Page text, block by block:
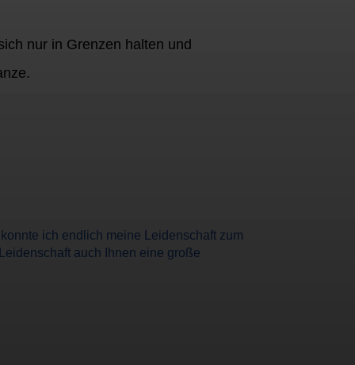
nur in Grenzen halten und
ich endlich meine Leidenschaft zum
auch Ihnen eine große